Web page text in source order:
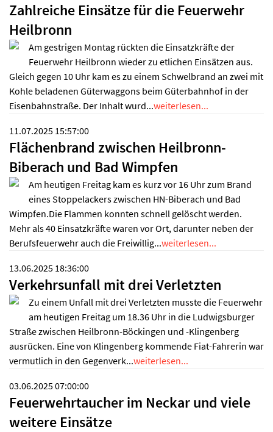
Zahlreiche Einsätze für die Feuerwehr
Heilbronn
Am gestrigen Montag rückten die Einsatzkräfte der
Feuerwehr Heilbronn wieder zu etlichen Einsätzen aus.
Gleich gegen 10 Uhr kam es zu einem Schwelbrand an zwei mit
Kohle beladenen Güterwaggons beim Güterbahnhof in der
Eisenbahnstraße. Der Inhalt wurd...weiterlesen...
11.07.2025 15:57:00
Flächenbrand zwischen Heilbronn-
Biberach und Bad Wimpfen
Am heutigen Freitag kam es kurz vor 16 Uhr zum Brand
eines Stoppelackers zwischen HN-Biberach und Bad
Wimpfen.Die Flammen konnten schnell gelöscht werden.
Mehr als 40 Einsatzkräfte waren vor Ort, darunter neben der
Berufsfeuerwehr auch die Freiwillig...weiterlesen...
13.06.2025 18:36:00
Verkehrsunfall mit drei Verletzten
Zu einem Unfall mit drei Verletzten musste die Feuerwehr
am heutigen Freitag um 18.36 Uhr in die Ludwigsburger
Straße zwischen Heilbronn-Böckingen und -Klingenberg
ausrücken. Eine von Klingenberg kommende Fiat-Fahrerin war
vermutlich in den Gegenverk...weiterlesen...
03.06.2025 07:00:00
Feuerwehrtaucher im Neckar und viele
weitere Einsätze